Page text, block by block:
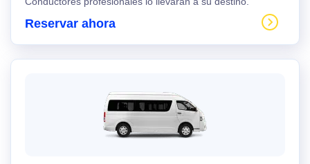
Reservar ahora